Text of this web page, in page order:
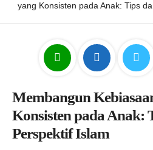
yang Konsisten pada Anak: Tips
Membangun
Konsisten pada Anak:
Perspektif Islam